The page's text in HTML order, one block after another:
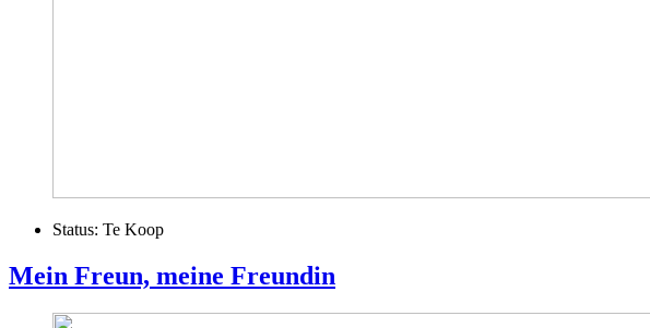
Status: Te Koop
Mein Freun, meine Freundin